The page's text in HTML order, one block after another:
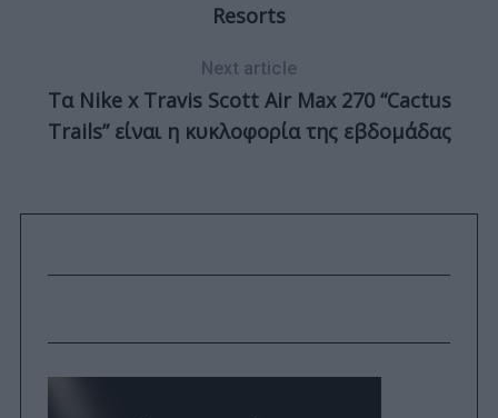
Resorts
Next article
Τα Nike x Travis Scott Air Max 270 “Cactus
Trails” είναι η κυκλοφορία της εβδομάδας